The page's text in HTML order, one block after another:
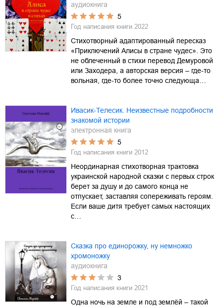
аудиокнига
5
Год написания книги 2022
Стихотворный адаптированный пересказ
«Приключений Алисы в стране чудес». Это
не облеченный в стихи перевод Демуровой
или Заходера, а авторская версия – где-то
вольная, где-то более точно следующа…
Ивасик-Телесик. Неизвестные подробности
знакомой истории
электронная книга
5
Год написания книги 2012
Неординарная стихотворная трактовка
украинской народной сказки с первых строк
берет за душу и до самого конца не
отпускает, заставляя сопереживать героям.
Если ваше дитя требует самых настоящих
с…
Сказка про единорожку, ну немножко
хромоножку
аудиокнига
3
Год написания книги 2021
Одна ночь на земле и под землёй – такой